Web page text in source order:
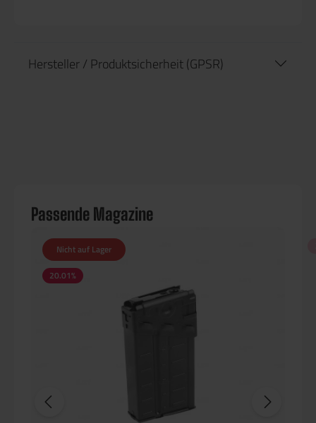
Hersteller / Produktsicherheit (GPSR)
Passende Magazine
Nicht auf Lager
20.01%